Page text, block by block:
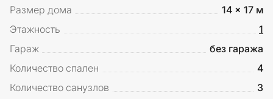
Размер дома
14 x 17 м
Этажность
1
Гараж
без гаража
Количество спален
4
Количество санузлов
3